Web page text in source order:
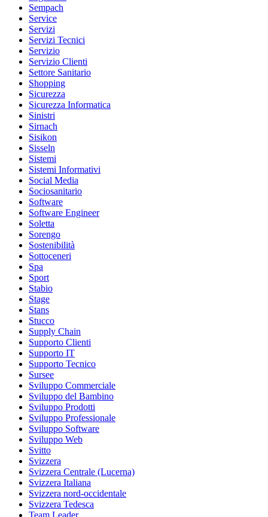
Sempach
Service
Servizi
Servizi Tecnici
Servizio
Servizio Clienti
Settore Sanitario
Shopping
Sicurezza
Sicurezza Informatica
Sinistri
Sirnach
Sisikon
Sisseln
Sistemi
Sistemi Informativi
Social Media
Sociosanitario
Software
Software Engineer
Soletta
Sorengo
Sostenibilità
Sottoceneri
Spa
Sport
Stabio
Stage
Stans
Stucco
Supply Chain
Supporto Clienti
Supporto IT
Supporto Tecnico
Sursee
Sviluppo Commerciale
Sviluppo del Bambino
Sviluppo Prodotti
Sviluppo Professionale
Sviluppo Software
Sviluppo Web
Svitto
Svizzera
Svizzera Centrale (Lucerna)
Svizzera Italiana
Svizzera nord-occidentale
Svizzera Tedesca
Team Leader